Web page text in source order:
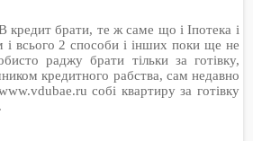
кредит брати, те ж саме що і Іпотека і
і всього 2 способи і інших поки ще не
раджу брати тільки за готівку,
кредитного рабства, сам недавно
собі квартиру за готівку